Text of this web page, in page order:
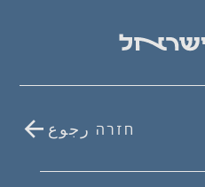
חזרה رجوع